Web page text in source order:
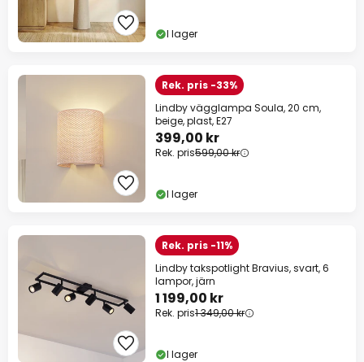
I lager
Rek. pris -33%
Lindby vägglampa Soula, 20 cm,
beige, plast, E27
399,00 kr
Rek. pris599,00 kr
I lager
Rek. pris -11%
Lindby takspotlight Bravius, svart, 6
lampor, järn
1 199,00 kr
Rek. pris1 349,00 kr
I lager